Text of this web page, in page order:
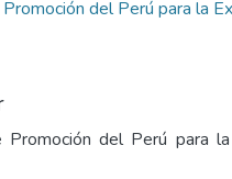
del Perú para la
Promoción del Perú para